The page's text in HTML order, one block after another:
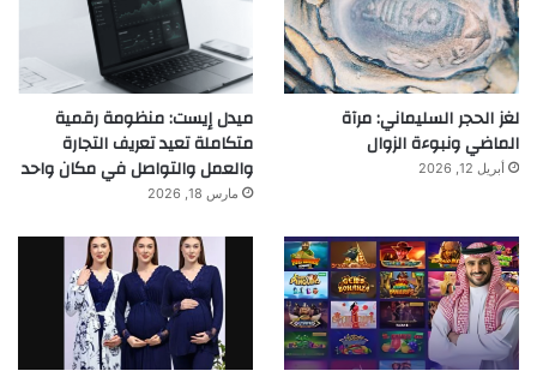
لغز الحجر السليماني: مرآة
الماضي ونبوءة الزوال
أبريل 12, 2026
ميدل إيست: منظومة رقمية
متكاملة تعيد تعريف التجارة
والعمل والتواصل في مكان واحد
مارس 18, 2026